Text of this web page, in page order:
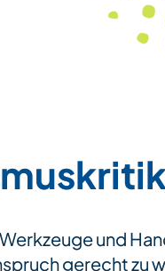
und
gerecht zu